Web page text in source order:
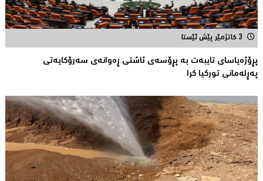
3 کاتژمێر پێش ئێستا
پڕۆژەیاسای تایبەت بە پڕۆسەی ئاشتی ڕەوانەی سەرۆكایەتی
پەڕلەمانی توركیا كرا